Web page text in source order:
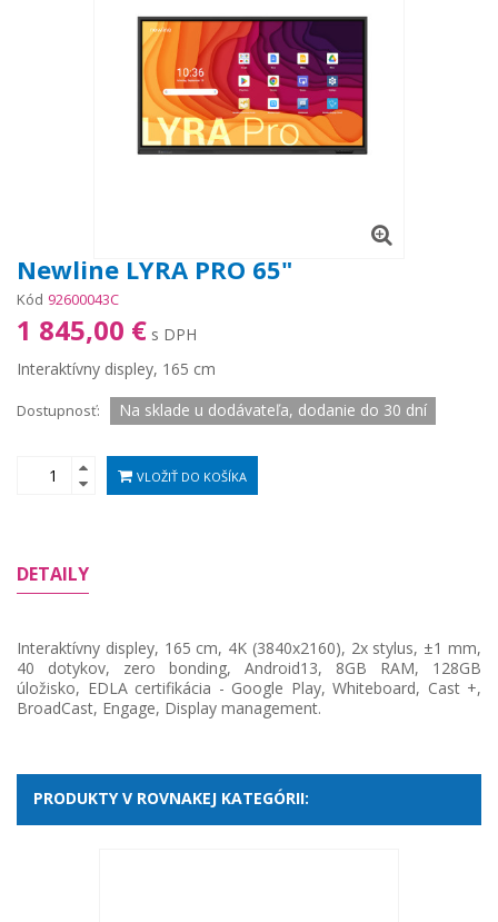
Newline LYRA PRO 65"
Kód 92600043C
1 845,00 € s DPH
Interaktívny displey, 165 cm
Dostupnosť: Na sklade u dodávateľa, dodanie do 30 dní
VLOŽIŤ DO KOŠÍKA
DETAILY
Interaktívny displey, 165 cm, 4K (3840x2160), 2x stylus, ±1 mm,
40 dotykov, zero bonding, Android13, 8GB RAM, 128GB
úložisko, EDLA certifikácia - Google Play, Whiteboard, Cast +,
BroadCast, Engage, Display management.
PRODUKTY V ROVNAKEJ KATEGÓRII: